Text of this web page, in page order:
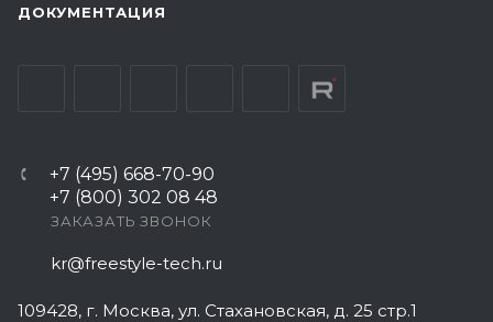
ДОКУМЕНТАЦИЯ
+7 (495) 668-70-90
+7 (800) 302 08 48
ЗАКАЗАТЬ ЗВОНОК
kr@freestyle-tech.ru
109428, г. Москва, ул. Стахановская, д. 25 стр.1